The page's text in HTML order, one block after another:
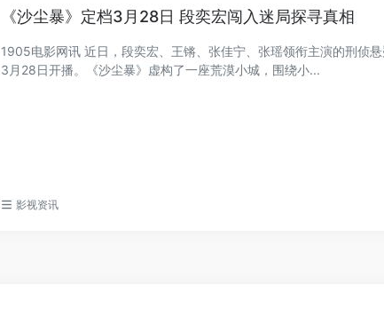
《沙尘暴》定档3月28日 段奕宏闯入迷局探寻真相
1905电影网讯 近日，段奕宏、王锵、张佳宁、张瑶领衔主演的刑侦
3月28日开播。《沙尘暴》虚构了一座荒漠小城，围绕小...
影视资讯